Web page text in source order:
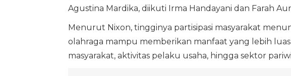
Agustina Mardika, diikuti Irma Handayani dan Farah
Menurut Nixon, tingginya partisipasi masyarakat
olahraga mampu memberikan manfaat yang lebih
masyarakat, aktivitas pelaku usaha, hingga sektor